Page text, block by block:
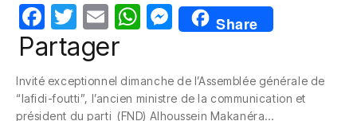
F
a
e
T
w
itt
er
E
m
W
s
M
e
e
Share
Partager
Invité exceptionnel dimanche de l’Assemblée générale de
“lafidi-foutti”, l’ancien ministre de la communication et
président du parti (FND) Alhoussein Makanéra…